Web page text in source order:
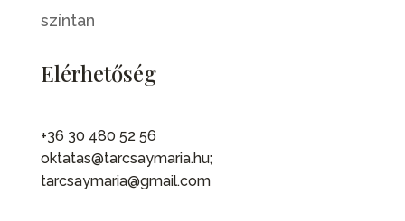
színtan
Elérhetőség
+36 30 480 52 56
oktatas@tarcsaymaria.hu;
tarcsaymaria@gmail.com